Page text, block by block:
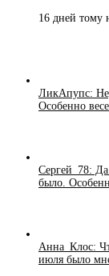
16 дней тому
ЛикАпупс:
Особенно
Сергей_78:
было.
Анна_Клос:
июля было